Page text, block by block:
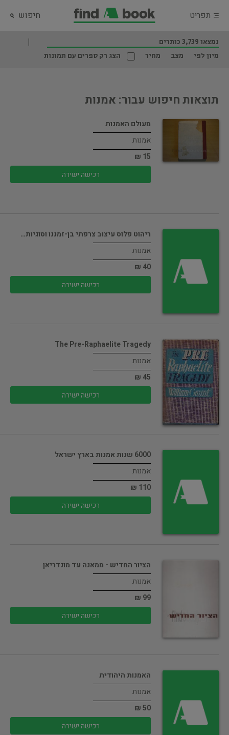
תפריט חיפוש
נמצאו 3,739 כותרים
מיון לפי
מצב מחיר הצג רק ספרים עם תמונות
תוצאות חיפוש עבור: אמנות
מעולם האמנות
אמנות
15 ₪
רכישה ישירה
ריהוט פלוס עיצוב צרפתי בן-זמננו וסוגיות…
אמנות
40 ₪
רכישה ישירה
The Pre-Raphaelite Tragedy
אמנות
45 ₪
רכישה ישירה
6000 שנות אמנות בארץ ישראל
אמנות
110 ₪
רכישה ישירה
הציור החדיש - ממאנה עד מונדריאן
אמנות
99 ₪
רכישה ישירה
האמנות היהודית
אמנות
50 ₪
רכישה ישירה